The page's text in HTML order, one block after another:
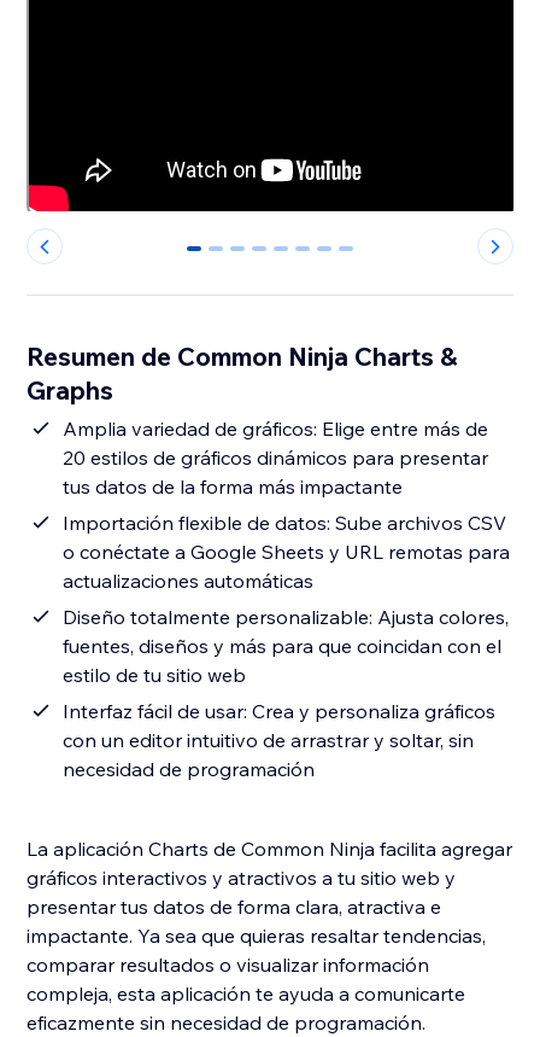
0 1 2 3 4 5 6 7
Resumen de Common Ninja Charts &
Graphs
Amplia variedad de gráficos: Elige entre más de
20 estilos de gráficos dinámicos para presentar
tus datos de la forma más impactante
Importación flexible de datos: Sube archivos CSV
o conéctate a Google Sheets y URL remotas para
actualizaciones automáticas
Diseño totalmente personalizable: Ajusta colores,
fuentes, diseños y más para que coincidan con el
estilo de tu sitio web
Interfaz fácil de usar: Crea y personaliza gráficos
con un editor intuitivo de arrastrar y soltar, sin
necesidad de programación
La aplicación Charts de Common Ninja facilita agregar
gráficos interactivos y atractivos a tu sitio web y
presentar tus datos de forma clara, atractiva e
impactante. Ya sea que quieras resaltar tendencias,
comparar resultados o visualizar información
compleja, esta aplicación te ayuda a comunicarte
eficazmente sin necesidad de programación.